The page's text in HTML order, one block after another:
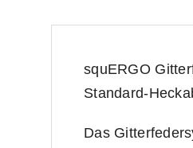
squERGO
Standard-
Das